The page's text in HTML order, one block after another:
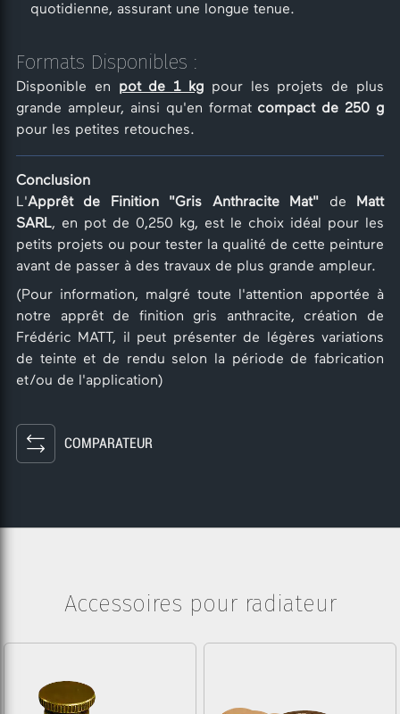
quotidienne, assurant une longue tenue.
Formats Disponibles :
Disponible en pot de 1 kg pour les projets de plus
grande ampleur, ainsi qu'en format compact de 250 g
pour les petites retouches.
Conclusion
L'Apprêt de Finition "Gris Anthracite Mat" de
Matt
SARL, en pot de 0,250 kg, est le choix idéal pour les
petits projets ou pour tester la qualité de cette peinture
avant de passer à des travaux de plus grande ampleur.
(Pour information, malgré toute l'attention apportée à
notre apprêt de finition gris anthracite, création de
Frédéric MATT, il peut présenter de légères variations
de teinte et de rendu selon la période de fabrication
et/ou de l'application)
COMPARATEUR
Accessoires pour radiateur